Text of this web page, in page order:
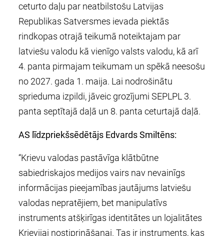
ceturto daļu par neatbilstošu Latvijas
Republikas Satversmes ievada piektās
rindkopas otrajā teikumā noteiktajam par
latviešu valodu kā vienīgo valsts valodu, kā arī
4. panta pirmajam teikumam un spēkā neesošu
no 2027. gada 1. maija. Lai nodrošinātu
sprieduma izpildi, jāveic grozījumi SEPLPL 3.
panta septītajā daļā un 8. panta ceturtajā daļā.
AS līdzpriekšsēdētājs Edvards Smiltēns:
“Krievu valodas pastāvīga klātbūtne
sabiedriskajos medijos vairs nav nevainīgs
informācijas pieejamības jautājums latviešu
valodas nepratējiem, bet manipulatīvs
instruments atšķirīgas identitātes un lojalitātes
Krievijai nostiprināšanai. Tas ir instruments, kas